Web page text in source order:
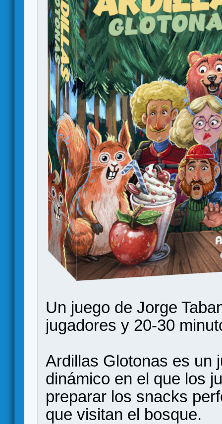
Un juego de Jorge
jugadores y 20-30
Ardillas Glotonas es un
dinámico en el que los
preparar los snacks
que visitan el bosque.